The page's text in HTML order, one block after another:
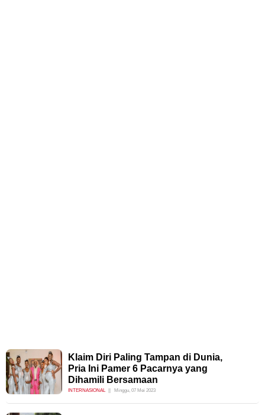
Klaim Diri Paling Tampan di Dunia,
Pria Ini Pamer 6 Pacarnya yang
Dihamili Bersamaan
INTERNASIONAL Minggu, 07 Mei 2023